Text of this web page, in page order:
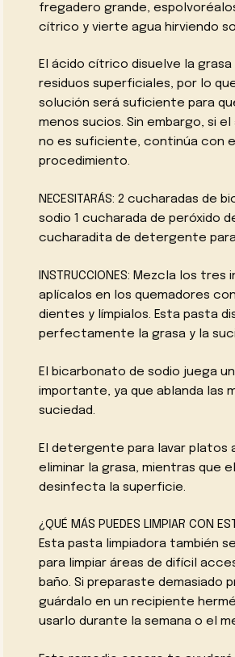
fregadero grande,
cítrico y vierte agua hirviendo
El ácido cítrico disuelve la
residuos superficiales, por lo
solución será suficiente para
menos sucios. Sin embargo, si
no es suficiente, continúa con
procedimiento.
NECESITARÁS: 2 cucharadas de
sodio 1 cucharada de peróxido
cucharadita de detergente
INSTRUCCIONES: Mezcla los
aplícalos en los quemadores
dientes y límpialos. Esta pasta
perfectamente la grasa y la
El bicarbonato de sodio juega un
importante, ya que ablanda las
suciedad.
El detergente para lavar platos
eliminar la grasa, mientras que
desinfecta la superficie.
¿QUÉ MÁS PUEDES LIMPIAR CON
Esta pasta limpiadora también
para limpiar áreas de difícil
baño. Si preparaste demasiado
guárdalo en un recipiente
usarlo durante la semana o el